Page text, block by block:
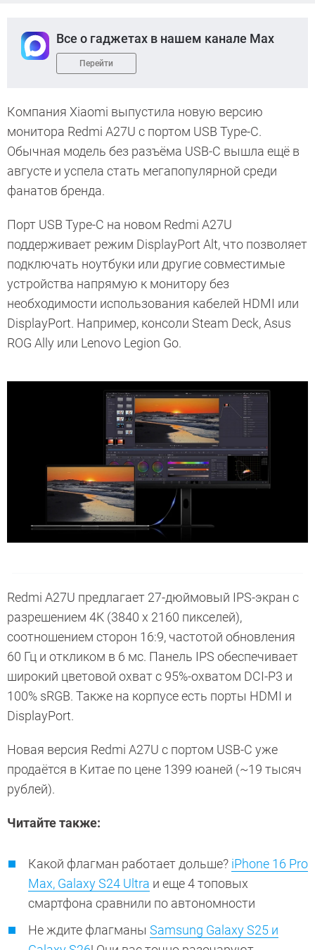
Все о гаджетах в нашем канале Max
Перейти
Компания Xiaomi выпустила новую версию
монитора Redmi A27U с портом USB Type-C.
Обычная модель без разъёма USB-C вышла ещё в
августе и успела стать мегапопулярной среди
фанатов бренда.
Порт USB Type-C на новом Redmi A27U
поддерживает режим DisplayPort Alt, что позволяет
подключать ноутбуки или другие совместимые
устройства напрямую к монитору без
необходимости использования кабелей HDMI или
DisplayPort. Например, консоли Steam Deck, Asus
ROG Ally или Lenovo Legion Go.
Redmi A27U предлагает 27-дюймовый IPS-экран с
разрешением 4K (3840 x 2160 пикселей),
соотношением сторон 16:9, частотой обновления
60 Гц и откликом в 6 мс. Панель IPS обеспечивает
широкий цветовой охват с 95%-охватом DCI-P3 и
100% sRGB. Также на корпусе есть порты HDMI и
DisplayPort.
Новая версия Redmi A27U с портом USB-C уже
продаётся в Китае по цене 1399 юаней (~19 тысяч
рублей).
Читайте также:
Какой флагман работает дольше? iPhone 16 Pro
Max, Galaxy S24 Ultra и еще 4 топовых
смартфона сравнили по автономности
Не ждите флагманы Samsung Galaxy S25 и